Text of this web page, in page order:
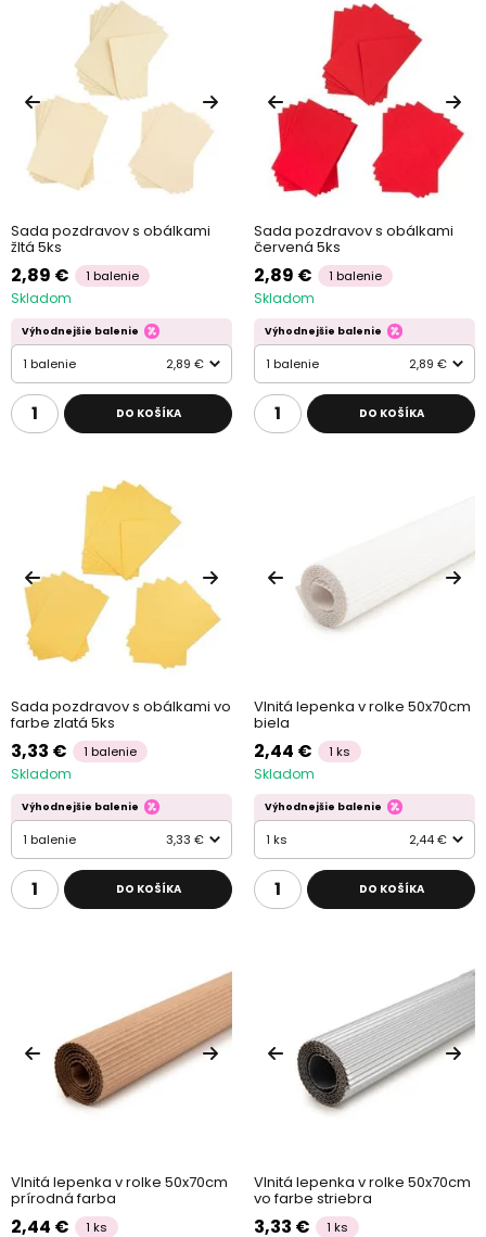
Sada pozdravov s obálkami
žltá 5ks
2,89 € 1 balenie
Skladom
Výhodnejšie balenie
1 balenie 2,89 €
DO KOŠÍKA
Sada pozdravov s obálkami
červená 5ks
2,89 € 1 balenie
Skladom
Výhodnejšie balenie
1 balenie 2,89 €
DO KOŠÍKA
Sada pozdravov s obálkami vo
farbe zlatá 5ks
3,33 € 1 balenie
Skladom
Výhodnejšie balenie
1 balenie 3,33 €
DO KOŠÍKA
Vlnitá lepenka v rolke 50x70cm
biela
2,44 € 1 ks
Skladom
Výhodnejšie balenie
1 ks 2,44 €
DO KOŠÍKA
Vlnitá lepenka v rolke 50x70cm
prírodná farba
2,44 € 1 ks
Vlnitá lepenka v rolke 50x70cm
vo farbe striebra
3,33 € 1 ks